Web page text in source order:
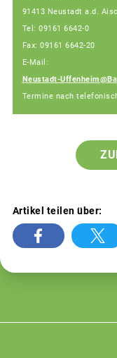
91413 Neustadt a.d.
Tel: 09161 6642-0
Fax: 09161 6642-20
E-Mail:
Neustadt-
Termine nach
Artikel teilen über: